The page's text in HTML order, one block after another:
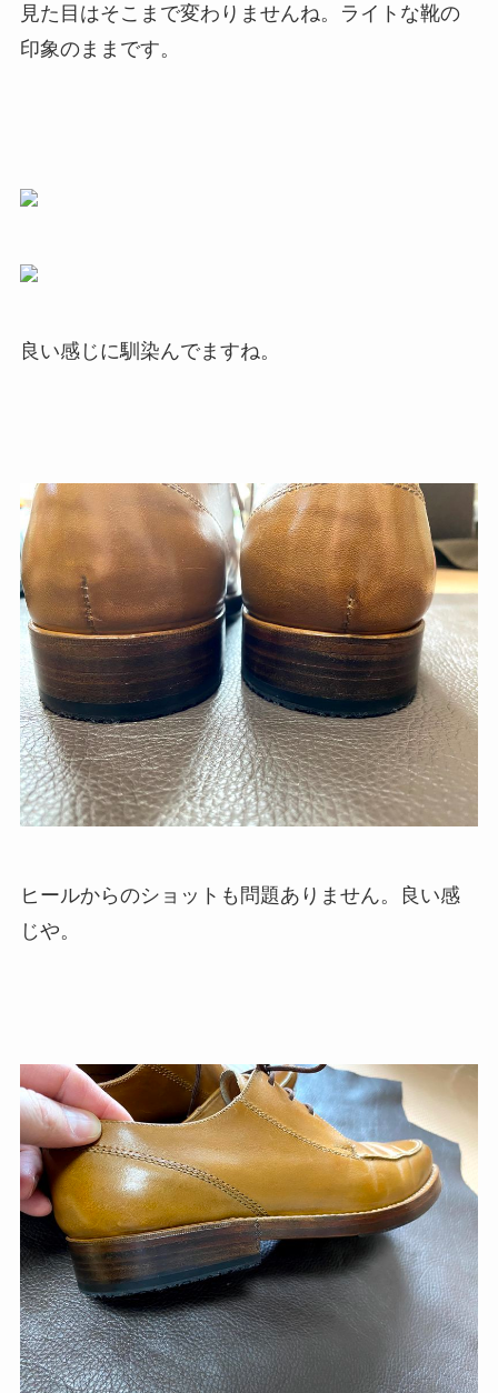
見た目はそこまで変わりませんね。ライトな靴の
印象のままです。
良い感じに馴染んでますね。
ヒールからのショットも問題ありません。良い感
じや。